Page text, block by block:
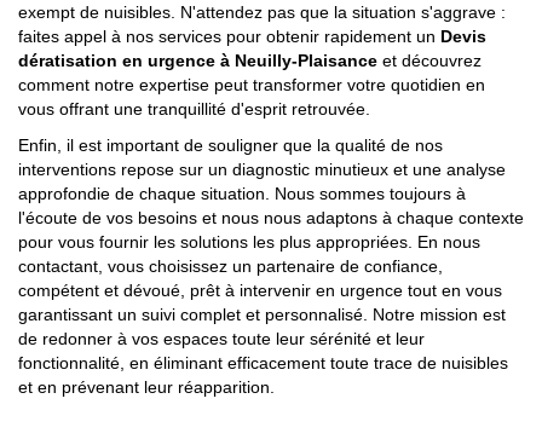
exempt de nuisibles. N'attendez pas que la situation s'aggrave :
faites appel à nos services pour obtenir rapidement un Devis
dératisation en urgence à Neuilly-Plaisance et découvrez
comment notre expertise peut transformer votre quotidien en
vous offrant une tranquillité d'esprit retrouvée.
Enfin, il est important de souligner que la qualité de nos
interventions repose sur un diagnostic minutieux et une analyse
approfondie de chaque situation. Nous sommes toujours à
l'écoute de vos besoins et nous nous adaptons à chaque contexte
pour vous fournir les solutions les plus appropriées. En nous
contactant, vous choisissez un partenaire de confiance,
compétent et dévoué, prêt à intervenir en urgence tout en vous
garantissant un suivi complet et personnalisé. Notre mission est
de redonner à vos espaces toute leur sérénité et leur
fonctionnalité, en éliminant efficacement toute trace de nuisibles
et en prévenant leur réapparition.